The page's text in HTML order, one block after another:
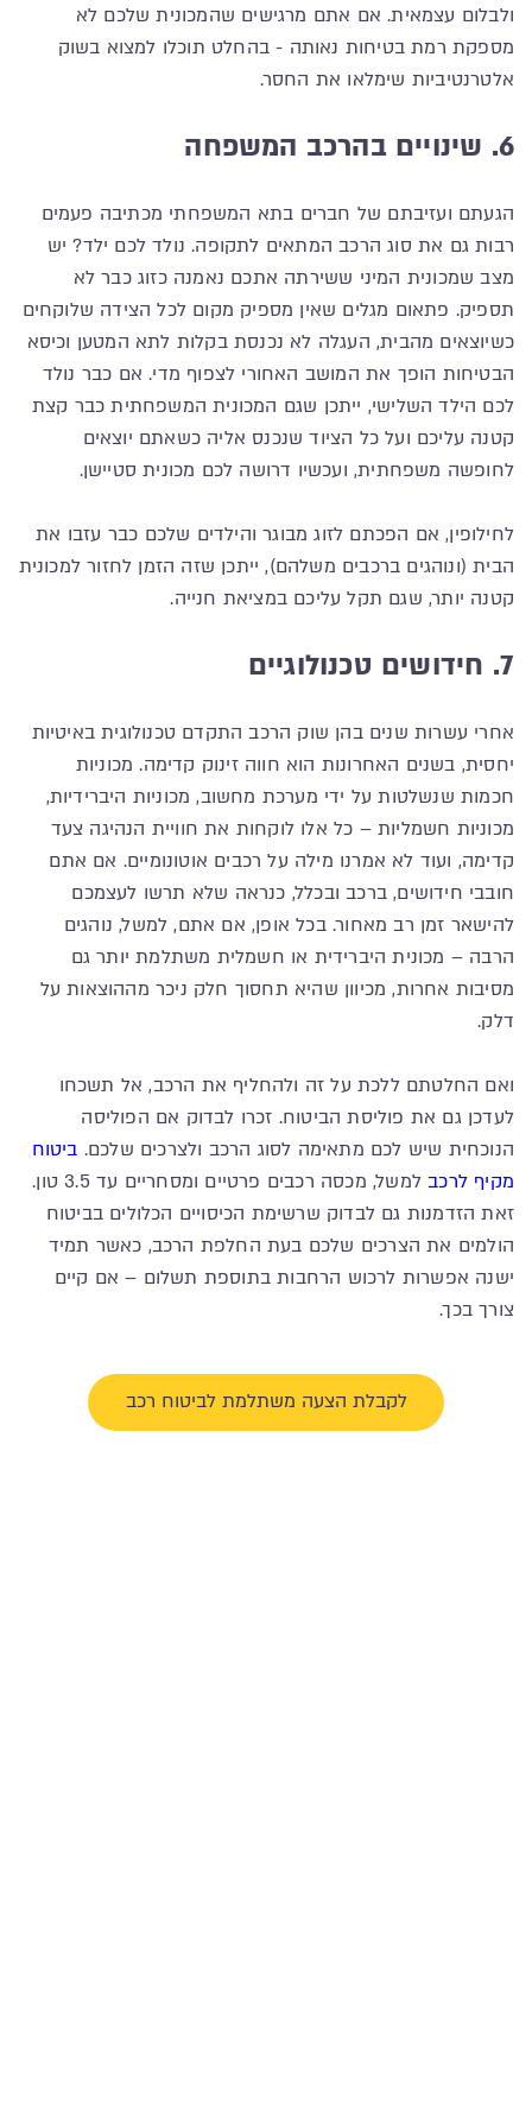
ולבלום עצמאית. אם אתם מרגישים שהמכונית שלכם לא
מספקת רמת בטיחות נאותה - בהחלט תוכלו למצוא בשוק
אלטרנטיביות שימלאו את החסר.
6. שינויים בהרכב המשפחה
הגעתם ועזיבתם של חברים בתא המשפחתי מכתיבה פעמים
רבות גם את סוג הרכב המתאים לתקופה. נולד לכם ילד? יש
מצב שמכונית המיני ששירתה אתכם נאמנה כזוג כבר לא
תספיק. פתאום מגלים שאין מספיק מקום לכל הצידה שלוקחים
כשיוצאים מהבית, העגלה לא נכנסת בקלות לתא המטען וכיסא
הבטיחות הופך את המושב האחורי לצפוף מדי. אם כבר נולד
לכם הילד השלישי, ייתכן שגם המכונית המשפחתית כבר קצת
קטנה עליכם ועל כל הציוד שנכנס אליה כשאתם יוצאים
לחופשה משפחתית, ועכשיו דרושה לכם מכונית סטיישן.
לחילופין, אם הפכתם לזוג מבוגר והילדים שלכם כבר עזבו את
הבית (ונוהגים ברכבים משלהם), ייתכן שזה הזמן לחזור למכונית
קטנה יותר, שגם תקל עליכם במציאת חנייה.
7. חידושים טכנולוגיים
אחרי עשרות שנים בהן שוק הרכב התקדם טכנולוגית באיטיות
יחסית, בשנים האחרונות הוא חווה זינוק קדימה. מכוניות
חכמות שנשלטות על ידי מערכת מחשוב, מכוניות היברידיות,
מכוניות חשמליות – כל אלו לוקחות את חוויית הנהיגה צעד
קדימה, ועוד לא אמרנו מילה על רכבים אוטונומיים. אם אתם
חובבי חידושים, ברכב ובכלל, כנראה שלא תרשו לעצמכם
להישאר זמן רב מאחור. בכל אופן, אם אתם, למשל, נוהגים
הרבה – מכונית היברידית או חשמלית משתלמת יותר גם
מסיבות אחרות, מכיוון שהיא תחסוך חלק ניכר מההוצאות על
דלק.
ואם החלטתם ללכת על זה ולהחליף את הרכב, אל תשכחו
לעדכן גם את פוליסת הביטוח. זכרו לבדוק אם הפוליסה
הנוכחית שיש לכם מתאימה לסוג הרכב ולצרכים שלכם. ביטוח
מקיף לרכב
למשל, מכסה רכבים פרטיים ומסחריים עד 3.5 טון.
זאת הזדמנות גם לבדוק שרשימת הכיסויים הכלולים בביטוח
הולמים את הצרכים שלכם בעת החלפת הרכב, כאשר תמיד
ישנה אפשרות לרכוש הרחבות בתוספת תשלום – אם קיים
צורך בכך.
לקבלת הצעה משתלמת לביטוח רכב